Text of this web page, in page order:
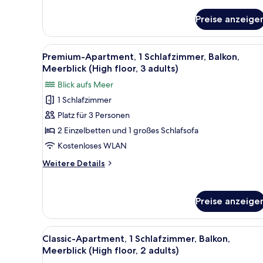
1
adult)
anzeigen
Apartment,
Schlafzimmer,
Balkon,
(High
floor,
adult)
Preise
Alle
Fotos
Premium-
Apartment,
1
Schlafzimmer,
Balkon,
Meerblick
(High
adults)
anzeigen
Schreibtisch, kostenlose
16
Premium-Apartment, 1 Schlafzimmer, Balkon,
Meerblick (High floor, 3 adults)
Blick aufs Meer
1 Schlafzimmer
Platz für 3 Personen
2 Einzelbetten und 1 großes Schlafsofa
Kostenloses WLAN
Weitere Details
Weitere
1
Schlafzimmer,
Balkon,
Meerblick
Preise
Alle
Fotos
Schreibtisch, kostenlose
9
Classic-Apartment, 1 Schlafzimmer, Balkon,
Meerblick (High floor, 2 adults)